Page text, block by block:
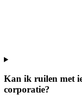
Kan ik ruilen met
corporatie?